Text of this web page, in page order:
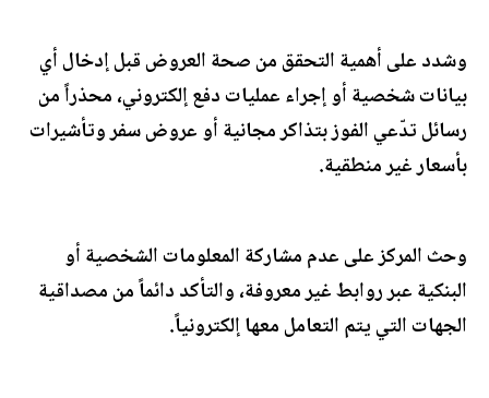
وشدد على أهمية التحقق من صحة العروض قبل إدخال أي
بيانات شخصية أو إجراء عمليات دفع إلكتروني، محذراً من
رسائل تدّعي الفوز بتذاكر مجانية أو عروض سفر وتأشيرات
بأسعار غير منطقية.
وحث المركز على عدم مشاركة المعلومات الشخصية أو
البنكية عبر روابط غير معروفة، والتأكد دائماً من مصداقية
الجهات التي يتم التعامل معها إلكترونياً.